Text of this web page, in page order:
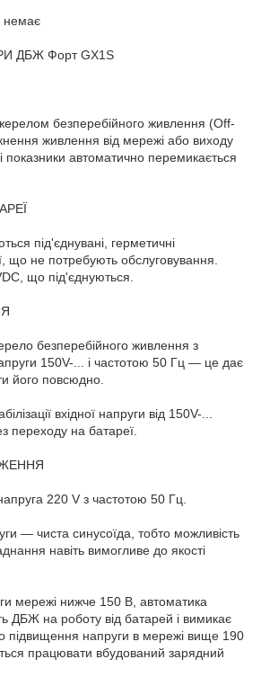
немає
ДБЖ Форт GX1S
безперебійного живлення (Off-
живлення від мережі або виходу
показники автоматично перемикається
під'єднувані, герметичні
що не потребують обслуговування.
що під'єднуються.
безперебійного живлення з
150V-... і частотою 50 Гц — це дає
його повсюдно.
вхідної напруги від 150V-...
переходу на батареї.
220 V з частотою 50 Гц.
— чиста синусоїда, тобто можливість
навіть вимогливе до якості
мережі нижче 150 В, автоматика
ДБЖ на роботу від батарей і вимикає
підвищення напруги в мережі вище 190
працювати вбудований зарядний